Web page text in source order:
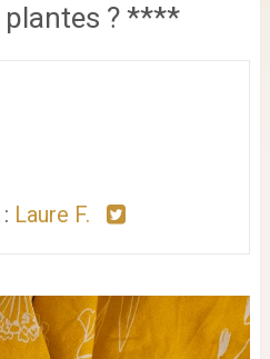
plantes ? ****
Laure F.